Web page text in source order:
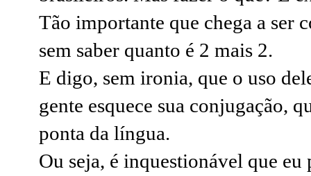
Tão importante que chega a ser
sem saber quanto é 2 mais 2.
E digo, sem ironia, que o uso
gente esquece sua conjugação,
ponta da língua.
Ou seja, é inquestionável que